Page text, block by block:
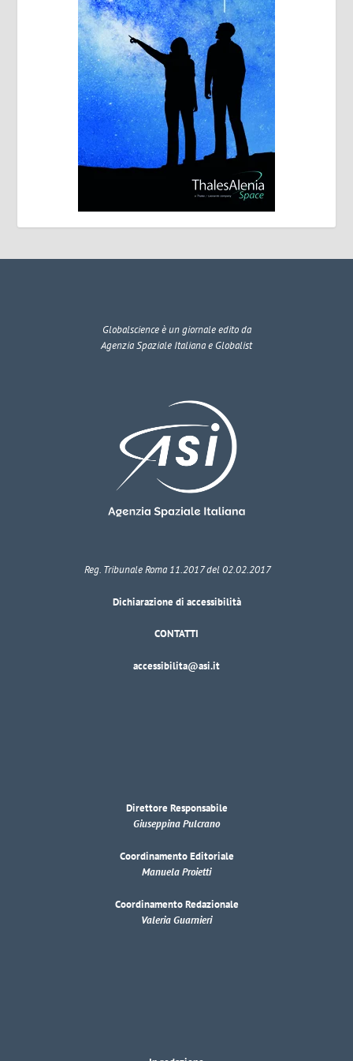
Globalscienceè un giornale edito da
Agenzia Spaziale Italiana e Globalist
Reg. Tribunale Roma 11.2017 del 02.02.2017
Dichiarazione di accessibilità
CONTATTI
accessibilita@asi.it
Direttore Responsabile
Giuseppina Pulcrano
Coordinamento Editoriale
Manuela Proietti
Coordinamento Redazionale
Valeria Guarnieri